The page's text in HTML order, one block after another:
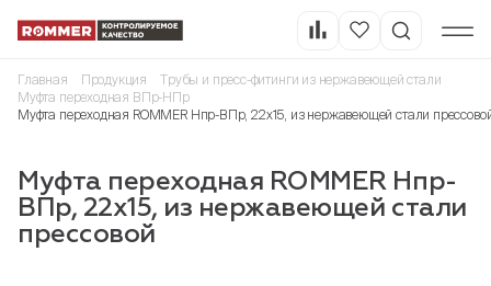
Главная Продукция
Трубы и пресс-фитинги из нержавеющей стали
Муфта переходная ВПр-НПр
Муфта переходная ROMMER Нпр-ВПр, 22х15, из нержавеющей стали
Муфта переходная ROMMER Нпр-
ВПр, 22х15, из нержавеющей стали
прессовой